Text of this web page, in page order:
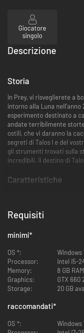
Giocatore
singolo
Descrizione
Storia
In Prey, vi risveglierete a
intorno alla Luna nell'anno
esperimento destinato a
andate terribilmente
ostili, che vi daranno la
segreti di Talos I e del
gli strumenti trovati sulla
incredibili. Il destino di
Caratteristiche
Thriller
A bordo di Talos I,
passato. Quale sarà
Ambientazione
In orbita intorno alla
culmine dell’impresa
percorrete strade
Requisiti
minimi*
OS *:
Windows
Processor:
Intel i5-
Memory:
8 GB RAM
Graphics:
GTX 660
Storage:
20 GB
raccomandati*
OS *:
Windows